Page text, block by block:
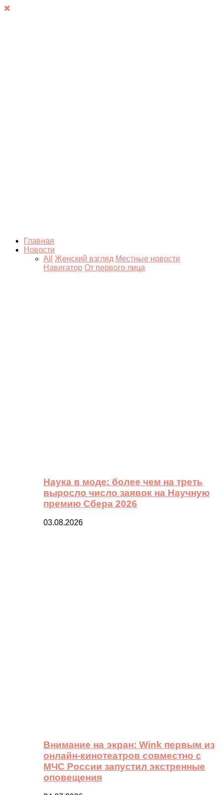
Главная
Новости
All
Женский взгляд Местные новости
Навигатор От первого лица
Наука в моде: более чем на треть
выросло число заявок на Научную
премию Сбера 2026
03.08.2026
Внимание на экран: Wink первым из
онлайн-кинотеатров совместно с
МЧС России запустил экстренные
оповещения